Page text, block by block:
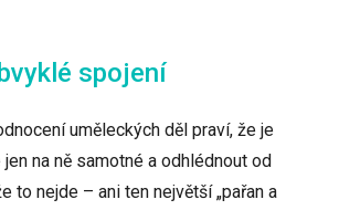
spojení
uměleckých děl praví, že je
na ně samotné a odhlédnout od
to nejde – ani ten největší „pařan a